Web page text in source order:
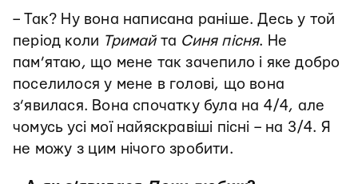
– Так? Ну вона написана раніше. Десь у той
період коли Тримайта Синя пісня. Не
пам’ятаю, що мене так зачепило і яке добро
поселилося у мене в голові, що вона
з’явилася. Вона спочатку була на 4/4, але
чомусь усі мої найяскравіші пісні – на 3/4. Я
не можу з цим нічого зробити.